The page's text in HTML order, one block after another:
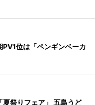
位は「ペンギンベーカ
祭りフェア」 五島うど